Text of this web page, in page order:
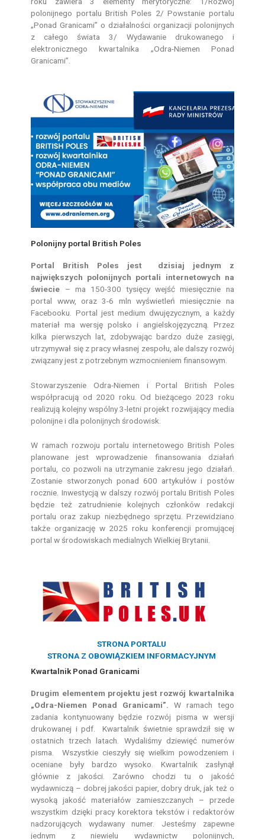
polonijnego portalu British Poles 2/ Powstanie portalu
„Ponad Granicami” o działalności organizacji polonijnych
z całego świata 3/ Wydawanie drukowanego i
elektronicznego kwartalnika „Odra-Niemen Ponad
Granicami”.
Polonijny portal British Poles
Portal British Poles jest dzisiaj jednym z
największych polonijnych portali internetowych na
świecie – ma 150-300 tysięcy wejść miesięcznie na
portal www, oraz 3-6 mln wyświetleń miesięcznie na
Facebooku. Portal jest medium dwujęzycznym, a każdy
materiał ma wersję polsko i angielskojęzyczną. Przez
kilka pierwszych lat, zdobywając bardzo duże zasięgi,
utrzymywał się z pracy własnej zespołu, ale dalszy rozwój
związany jest z potrzebnym wzmocnieniem finansowym.
Stowarzyszenie Odra-Niemen i Portal British Poles
współpracują od 2020 roku. Od bieżącego 2023 roku
realizują kolejny wspólny 3-letni projekt rozwijający media
polonijne i dla polonijnych środowisk.
W ramach rozwoju portalu internetowego British Poles
planowane jest wprowadzenie finansowania działań
portalu, co pozwoli na utrzymanie zakresu jego działań.
Zostanie stworzonych ponad 600 artykułów i postów
rocznie. Inwestycją w dalszy rozwój portalu British Poles
będzie też zatrudnienie kolejnych członków redakcji
portalu oraz zakup niezbędnego sprzętu. Przewidziano
także organizację w 2025 roku konferencji promującej
portal w środowiskach medialnych Wielkiej Brytanii.
STRONA PORTALU
STRONA Z OBOWIĄZKIEM INFORMACYJNYM
Kwartalnik Ponad Granicami
Drugim elementem projektu jest rozwój kwartalnika
„Odra-Niemen Ponad Granicami”. W ramach tego
zadania kontynuowany będzie rozwój pisma w wersji
drukowanej i pdf. Kwartalnik świetnie sprawdził się w
ostatnich trzech latach. Wydaliśmy dziewięć numerów
pisma. Wszystkie cieszyły się wielkim powodzeniem i
oceniane były bardzo wysoko. Kwartalnik zasłynął
głównie z jakości. Zarówno chodzi tu o jakość
wydawniczą – dobrej jakości papier, dobry druk, jak też o
wysoką jakość materiałów zamieszczanych – przede
wszystkim dzięki pracy korektora tekstów i redaktorów
nadzorujących wydawany numer. Jesteśmy zapewne
jednym z niewielu wydawnictw polonijnych,